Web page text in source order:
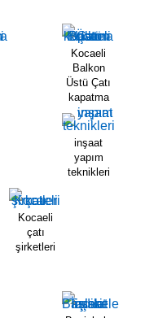
Kocaeli
Balkon
Üstü Çatı
kapatma
inşaat
yapım
teknikleri
Kocaeli
çatı
şirketleri